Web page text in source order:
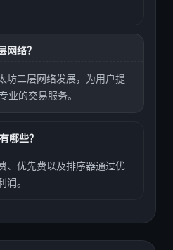
网络？
坊二层网络发展，为用户提
业的交易服务。
哪些？
、优先费以及排序器通过优
。